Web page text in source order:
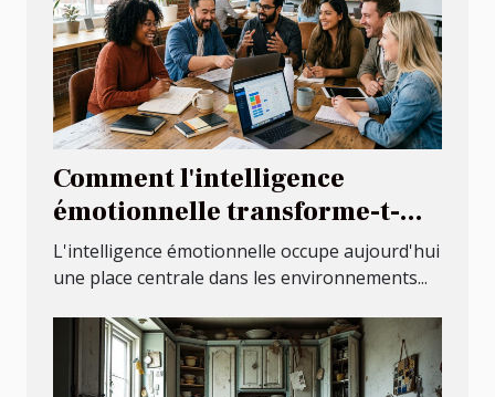
Comment l'intelligence
émotionnelle transforme-t-
elle le climat de travail ?
L'intelligence émotionnelle occupe aujourd'hui
une place centrale dans les environnements...